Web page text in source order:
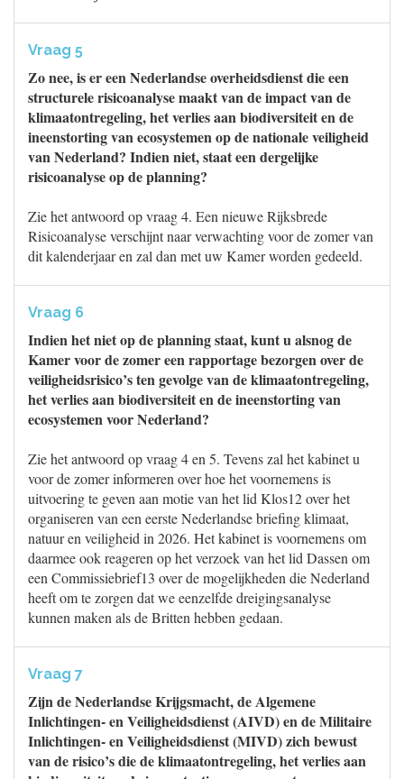
Vraag 5
Zo nee, is er een Nederlandse overheidsdienst die een
structurele risicoanalyse maakt van de impact van de
klimaatontregeling, het verlies aan biodiversiteit en de
ineenstorting van ecosystemen op de nationale veiligheid
van Nederland? Indien niet, staat een dergelijke
risicoanalyse op de planning?
Zie het antwoord op vraag 4. Een nieuwe Rijksbrede
Risicoanalyse verschijnt naar verwachting voor de zomer van
dit kalenderjaar en zal dan met uw Kamer worden gedeeld.
Vraag 6
Indien het niet op de planning staat, kunt u alsnog de
Kamer voor de zomer een rapportage bezorgen over de
veiligheidsrisico’s ten gevolge van de klimaatontregeling,
het verlies aan biodiversiteit en de ineenstorting van
ecosystemen voor Nederland?
Zie het antwoord op vraag 4 en 5. Tevens zal het kabinet u
voor de zomer informeren over hoe het voornemens is
uitvoering te geven aan motie van het lid Klos12 over het
organiseren van een eerste Nederlandse briefing klimaat,
natuur en veiligheid in 2026. Het kabinet is voornemens om
daarmee ook reageren op het verzoek van het lid Dassen om
een Commissiebrief13 over de mogelijkheden die Nederland
heeft om te zorgen dat we eenzelfde dreigingsanalyse
kunnen maken als de Britten hebben gedaan.
Vraag 7
Zijn de Nederlandse Krijgsmacht, de Algemene
Inlichtingen- en Veiligheidsdienst (AIVD) en de Militaire
Inlichtingen- en Veiligheidsdienst (MIVD) zich bewust
van de risico’s die de klimaatontregeling, het verlies aan